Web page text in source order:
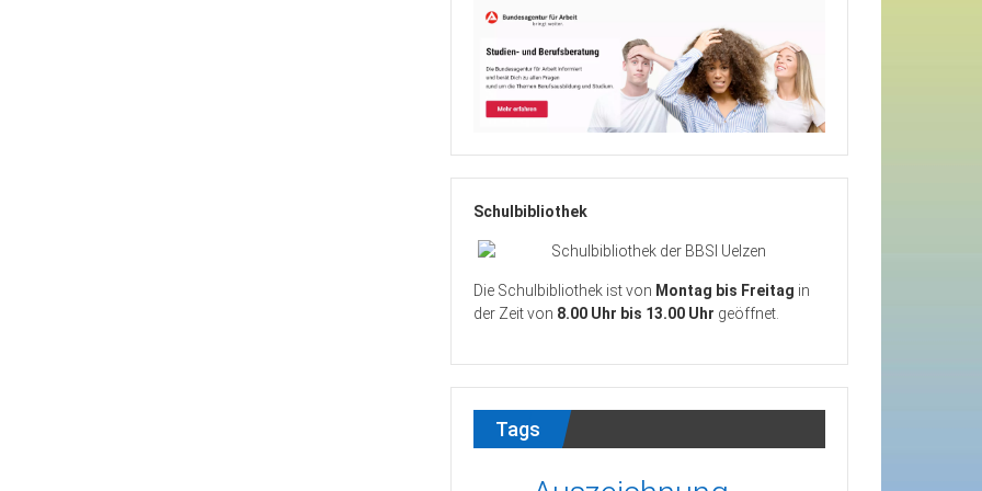
Schulbibliothek
Die Schulbibliothek ist von Montag bis Freitag in
der Zeit von 8.00 Uhr bis 13.00 Uhr geöffnet.
Tags